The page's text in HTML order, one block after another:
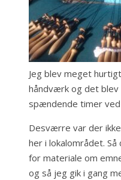
Jeg blev meget
håndværk og det blev
spændende timer
Desværre var der
her i lokalområdet.
for materiale om
og så jeg gik i gang